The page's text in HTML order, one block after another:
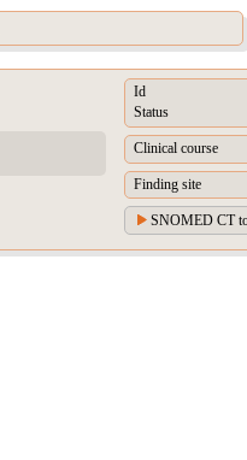
Id
Status
Clinical course
Finding site
SNOMED CT